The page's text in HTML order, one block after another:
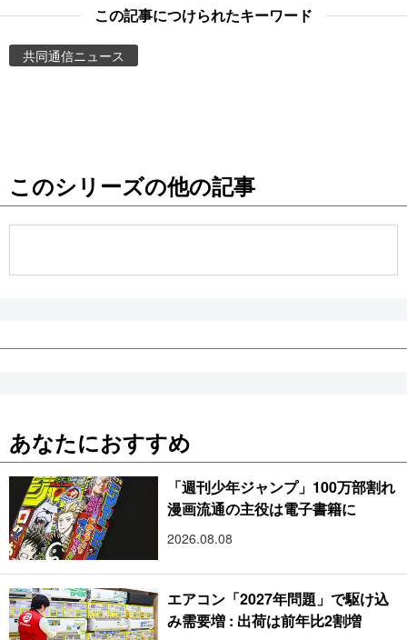
お知らせ
この記事につけられたキーワード
共同通信ニュース
このシリーズの他の記事
あなたにおすすめ
「週刊少年ジャンプ」100万部割れ
漫画流通の主役は電子書籍に
2026.08.08
エアコン「2027年問題」で駆け込
み需要増 : 出荷は前年比2割増